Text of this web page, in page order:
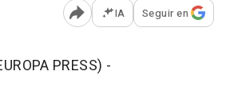
Abrir opciones para
IA Seguir en
PRESS) -